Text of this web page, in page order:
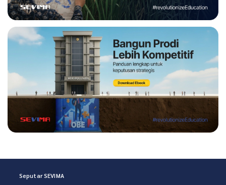
Seputar SEVIMA